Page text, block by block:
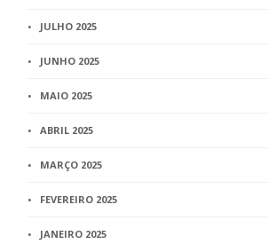
JULHO 2025
JUNHO 2025
MAIO 2025
ABRIL 2025
MARÇO 2025
FEVEREIRO 2025
JANEIRO 2025